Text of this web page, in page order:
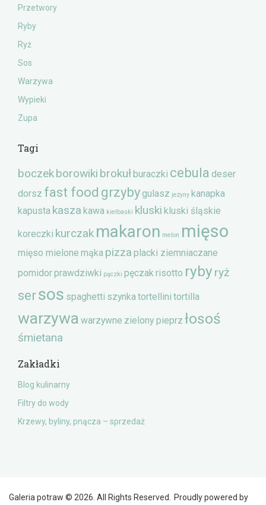
Przetwory
Ryby
Ryż
Sos
Warzywa
Wypieki
Zupa
Tagi
boczekborowiki brokułburaczki cebula deser
dorsz fast food grzybygulasz jeżyny kanapka
kapusta kasza kawa kiełbaski kluski kluski śląskie
koreczki kurczak makaron melon mięso
mięso mielone mąka pizza placki ziemniaczane
pomidorprawdziwki pączki pęczakrisotto ryby ryż
sersos spaghetti szynkatortellini tortilla
warzywa warzywne zielony pieprz łosoś
śmietana
Zakładki
Blog kulinarny
Filtry do wody
Krzewy, byliny, pnącza – sprzedaż
Galeria potraw © 2026. All Rights Reserved. Proudly powered by